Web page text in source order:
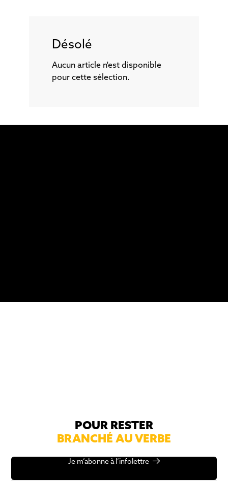
Désolé
Aucun article n'est disponible
pour cette sélection.
POUR RESTER
BRANCHÉ AU VERBE
Je m’abonne à l’infolettre